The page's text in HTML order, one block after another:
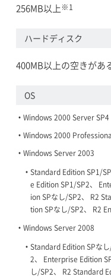
256MB以上 ※1
ハードディスク
400MB以上の空きがあ
OS
Windows 2000 Server SP4
Windows 2000
Windows Server 2003
Standard Edition SP1/
e Edition SP1/SP2、
ion SPなし/SP2、 R2
tion SPなし/SP2、 R2
Windows Server 2008
Standard Edition SPな
2、 Enterprise Edition
し/SP2、 R2 Standard